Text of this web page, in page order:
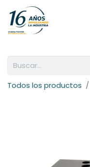
Todos los productos